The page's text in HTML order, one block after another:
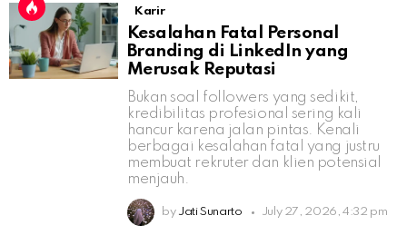
Karir
Kesalahan Fatal Personal
Branding di LinkedIn yang
Merusak Reputasi
Bukan soal followers yang sedikit,
kredibilitas profesional sering kali
hancur karena jalan pintas. Kenali
berbagai kesalahan fatal yang justru
membuat rekruter dan klien potensial
menjauh.
by Jati Sunarto July 27, 2026, 4:32 pm